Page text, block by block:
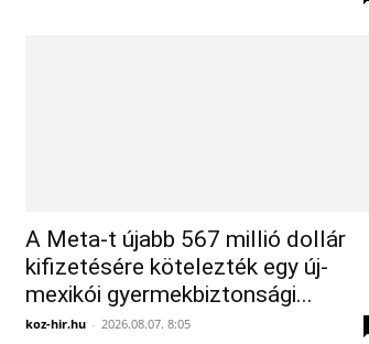
A Meta-t újabb 567 millió dollár
kifizetésére kötelezték egy új-
mexikói gyermekbiztonsági...
koz-hir.hu - 2026.08.07. 8:05